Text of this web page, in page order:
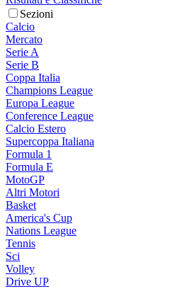
Sezioni
Calcio
Mercato
Serie A
Serie B
Coppa Italia
Champions League
Europa League
Conference League
Calcio Estero
Supercoppa Italiana
Formula 1
Formula E
MotoGP
Altri Motori
Basket
America's Cup
Nations League
Tennis
Sci
Volley
Drive UP